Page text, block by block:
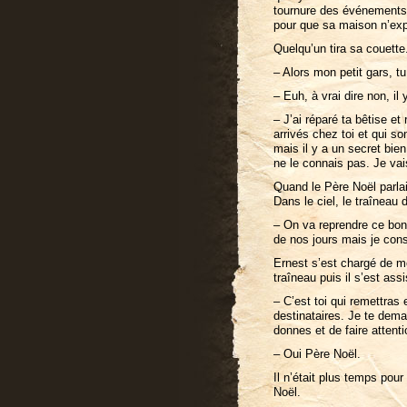
tournure des
pour que sa maison
Quelqu’un tira sa
– Alors mon petit gars,
– Euh, à vrai dire non,
– J’ai réparé ta bêtise
arrivés chez toi et qui
mais il y a un secret
ne le connais pas. Je
Quand le Père Noël
Dans le ciel, le traîneau
– On va reprendre ce
de nos jours mais je
Ernest s’est chargé de
traîneau puis il s’est
– C’est toi qui
destinataires. Je te
donnes et de faire
– Oui Père Noël.
Il n’était plus temps
Noël.